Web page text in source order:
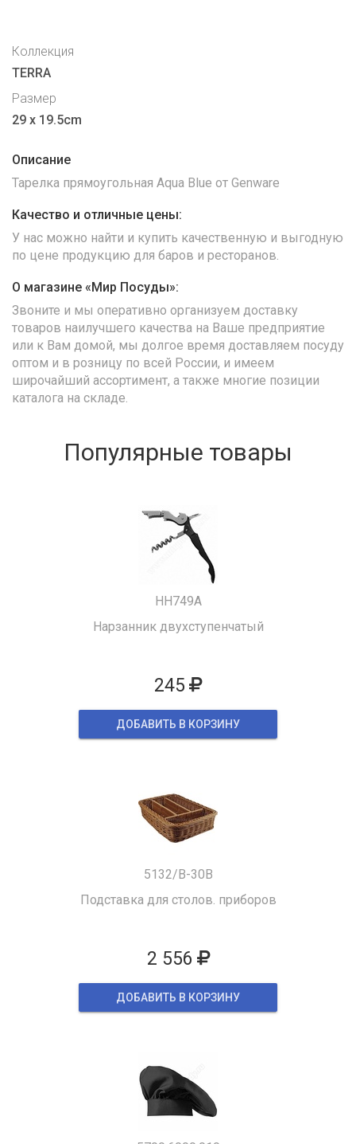
Коллекция
TERRA
Размер
29 x 19.5cm
Описание
Тарелка прямоугольная Aqua Blue от Genware
Качество и отличные цены:
У нас можно найти и купить качественную и выгодную
по цене продукцию для баров и ресторанов.
О магазине «Мир Посуды»:
Звоните и мы оперативно организуем доставку
товаров наилучшего качества на Ваше предприятие
или к Вам домой, мы долгое время доставляем посуду
оптом и в розницу по всей России, и имеем
широчайший ассортимент, а также многие позиции
каталога на складе.
Популярные товары
HH749A
Нарзанник двухступенчатый
245
ДОБАВИТЬ В КОРЗИНУ
5132/B-30B
Подставка для столов. приборов
2 556
ДОБАВИТЬ В КОРЗИНУ